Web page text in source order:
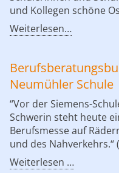
und Kollegen schöne
Weiterlesen…
Neumühler Schule
“Vor der Siemens-
Schwerin steht heute
Berufsmesse auf
und des Nahverkehrs.“
Weiterlesen …